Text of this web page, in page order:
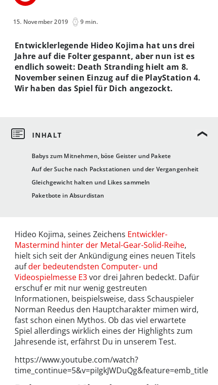
15. November 2019 9 min.
Babys zum Mitnehmen, böse Geister und Pakete
Auf der Suche nach Packstationen und der Vergangenheit
Gleichgewicht halten und Likes sammeln
Paketbote in Absurdistan
Entwicklerlegende Hideo Kojima hat uns drei
Jahre auf die Folter gespannt, aber nun ist es
endlich soweit: Death Stranding hielt am 8.
November seinen Einzug auf die PlayStation 4.
Wir haben das Spiel für Dich angezockt.
Hideo Kojima, seines Zeichens Entwickler-
Mastermind hinter der Metal-Gear-Solid-Reihe,
hielt sich seit der Ankündigung eines neuen Titels
aufder bedeutendsten Computer- und
Videospielmesse E3vor drei Jahren bedeckt. Dafür
erschuf er mit nur wenig gestreuten
Informationen, beispielsweise, dass Schauspieler
Norman Reedus den Hauptcharakter mimen wird,
fast schon einen Mythos. Ob das viel erwartete
Spiel allerdings wirklich eines der Highlights zum
Jahresende ist, erfährst Du in unserem Test.
https://www.youtube.com/watch?
time_continue=5&v=piIgkJWDuQg&feature=emb_title